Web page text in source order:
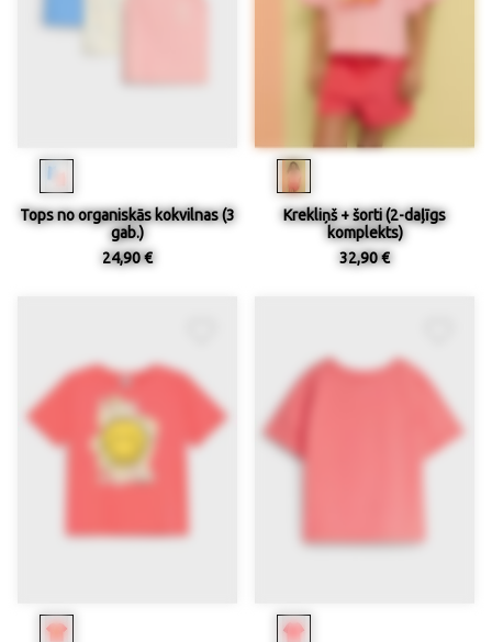
Tops no organiskās kokvilnas (3
gab.)
24,90 €
Krekliņš + šorti (2-daļīgs
komplekts)
32,90 €